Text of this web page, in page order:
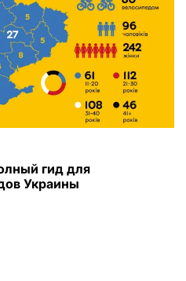
гид для
Украины